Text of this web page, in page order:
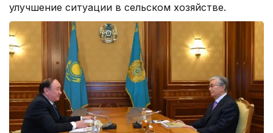
улучшение ситуации в сельском хозяйстве.